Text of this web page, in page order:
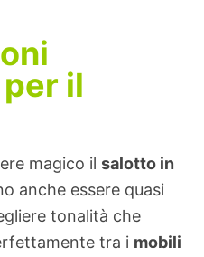
il
magico il salotto in
anche essere quasi
tonalità che
tra i mobili